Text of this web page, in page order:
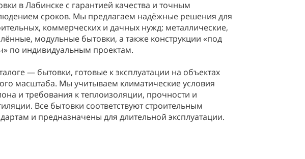
в Лабинске с гарантией качества и точным
сроков. Мы предлагаем надёжные решения для
коммерческих и дачных нужд: металлические,
модульные бытовки, а также конструкции «под
по индивидуальным проектам.
— бытовки, готовые к эксплуатации на объектах
масштаба. Мы учитываем климатические условия
и требования к теплоизоляции, прочности и
Все бытовки соответствуют строительным
и предназначены для длительной эксплуатации.